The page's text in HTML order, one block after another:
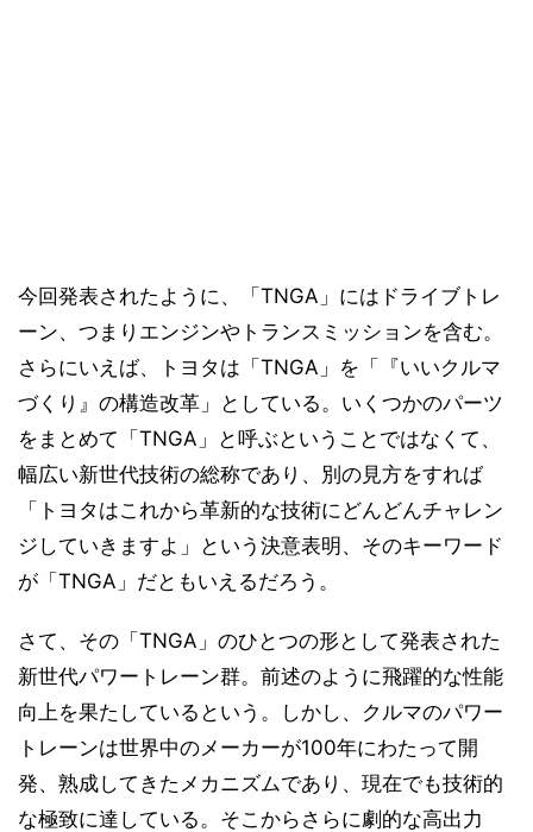
今回発表されたように、「TNGA」にはドライブトレ
ーン、つまりエンジンやトランスミッションを含む。
さらにいえば、トヨタは「TNGA」を「『いいクルマ
づくり』の構造改革」としている。いくつかのパーツ
をまとめて「TNGA」と呼ぶということではなくて、
幅広い新世代技術の総称であり、別の見方をすれば
「トヨタはこれから革新的な技術にどんどんチャレン
ジしていきますよ」という決意表明、そのキーワード
が「TNGA」だともいえるだろう。
さて、その「TNGA」のひとつの形として発表された
新世代パワートレーン群。前述のように飛躍的な性能
向上を果たしているという。しかし、クルマのパワー
トレーンは世界中のメーカーが100年にわたって開
発、熟成してきたメカニズムであり、現在でも技術的
な極致に達している。そこからさらに劇的な高出力